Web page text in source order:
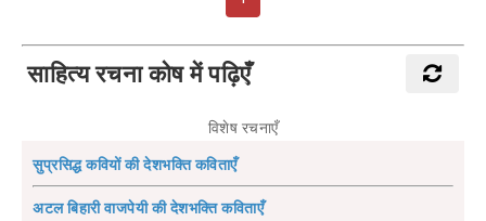
साहित्य रचना कोष में पढ़िएँ
विशेष रचनाएँ
सुप्रसिद्ध कवियों की देशभक्ति कविताएँ
अटल बिहारी वाजपेयी की देशभक्ति कविताएँ